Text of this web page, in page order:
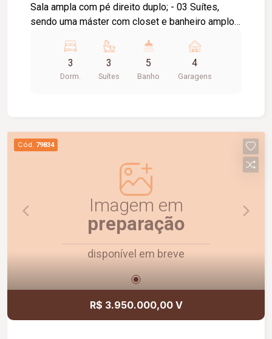
Sala ampla com pé direito duplo; - 03 Suítes,
sendo uma máster com closet e banheiro amplo,
Cozinha; - Área de serviço; - Depósito; - Varanda
Gourmet; - Banheiro para atender a área de lazer;
- Piscina, com aquecimento e automatização; -
preparação para ar condicionado; - Totalizando
193, 28 metros quadrados;
3
Dorm.
3
Suítes
5
Banho
4
Garagens
Cód. 79834
Imagem em
preparação
disponível em breve
R$ 3.950.000,00 V